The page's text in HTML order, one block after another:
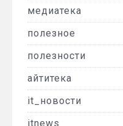
медиатека
полезное
полезности
айтитека
it_новости
itnews